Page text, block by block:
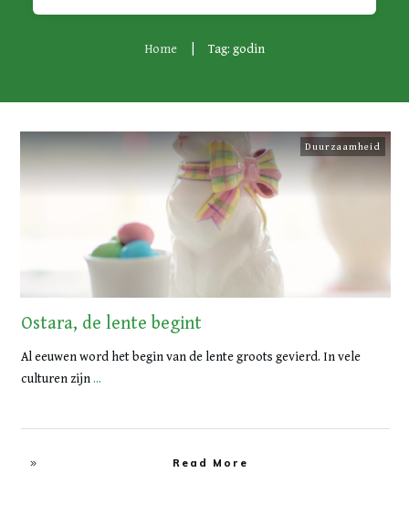
Home Tag: godin
Duurzaamheid
Ostara, de lente begint
Al eeuwen word het begin van de lente groots gevierd. In vele
culturen zijn...
Read More